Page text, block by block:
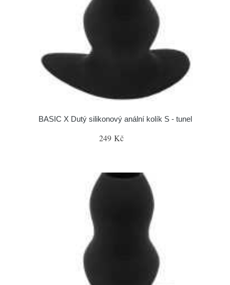
BASIC X Dutý silikonový anální kolík S - tunel
249 Kč